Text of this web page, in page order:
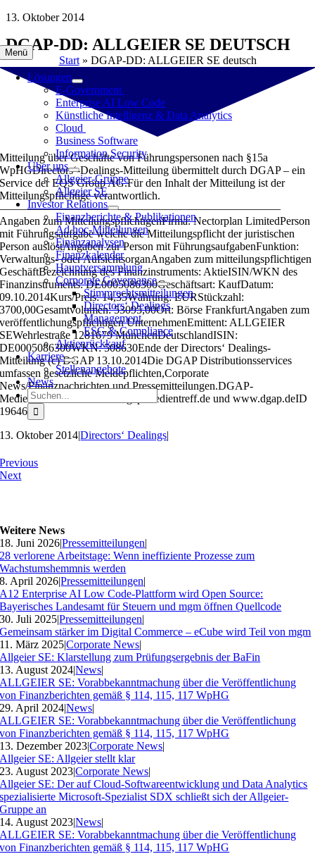
Zum
springen
Menü
Lösungen
E-Government
Enterprise AI Low Code
Künstliche Intelligenz & Data Analytics
Cloud
Business Software
Information Security
Über uns
Allgeier-Gruppe
Allgeier SE
Investor Relations
Finanzberichte & Publikationen
Ad hoc-Mitteilungen
Finanzanalysen
Finanzkalender
Hauptversammlung
Corporate Governance
Stimmrechtsmitteilungen
Directors‘ Dealings
Management
ESG & Compliance
Aktienrückkauf
Karriere
Stellenangebote
News
Suche
nach:
13. Oktober 2014
DGAP-DD: ALLGEIER SE DEUTSCH
Start» DGAP-DD: ALLGEIER SE deutsch
Mitteilung über Geschäfte von Führungspersonen nach §15a
WpHGDirectors‘-Dealings-Mitteilung übermittelt durch DGAP – ein
Service der EQS Group AG.Für den Inhalt der Mitteilung ist der
Mitteilungspflichtige verantwortlich.
—————————————————————————
Angaben zum MitteilungspflichtigenFirma: Nectorplan LimitedPerson
mit Führungsaufgabe welche die Mitteilungspflicht der juristischen
Person auslöstAngaben zur Person mit FührungsaufgabenFunktion:
Verwaltungs- oder AufsichtsorganAngaben zum mitteilungspflichtigen
GeschäftBezeichnung des Finanzinstruments: AktieISIN/WKN des
Finanzinstruments: DE0005086300Geschäftsart: KaufDatum:
09.10.2014Kurs/Preis: 14,35Währung: EURStückzahl:
3700,00Gesamtvolumen: 53095,00Ort: Börse FrankfurtAngaben zum
veröffentlichungspflichtigen UnternehmenEmittent: ALLGEIER
SEWehrlestraße 1281679 MünchenDeutschlandISIN:
DE0005086300WKN: 508630Ende der Directors‘ Dealings-
Mitteilung (c) DGAP 13.10.2014Die DGAP Distributionsservices
umfassen gesetzliche Meldepflichten,Corporate
News/Finanznachrichten und Pressemitteilungen.DGAP-
Medienarchive unter www.dgap-medientreff.de und www.dgap.deID
19646
13. Oktober 2014|Directors‘ Dealings|
Previous
Next
Weitere News
18. Juni 2026|Pressemitteilungen|
28 verlorene Arbeitstage: Wenn ineffiziente Prozesse zum
Wachstumshemmnis werden
8. April 2026|Pressemitteilungen|
A12 Enterprise AI Low Code-Plattform wird Open Source:
Bayerisches Landesamt für Steuern und mgm öffnen Quellcode
30. Juli 2025|Pressemitteilungen|
Gemeinsam stärker im Digital Commerce – eCube wird Teil von mgm
11. März 2025|Corporate News|
Allgeier SE: Klarstellung zum Prüfungsergebnis der BaFin
13. August 2024|News|
ALLGEIER SE: Vorabbekanntmachung über die Veröffentlichung
von Finanzberichten gemäß § 114, 115, 117 WpHG
29. April 2024|News|
ALLGEIER SE: Vorabbekanntmachung über die Veröffentlichung
von Finanzberichten gemäß § 114, 115, 117 WpHG
13. Dezember 2023|Corporate News|
Allgeier SE: Allgeier stellt klar
23. August 2023|Corporate News|
Allgeier SE: Der auf Cloud-Softwareentwicklung und Data Analytics
spezialisierte Microsoft-Spezialist SDX schließt sich der Allgeier-
Gruppe an
14. August 2023|News|
ALLGEIER SE: Vorabbekanntmachung über die Veröffentlichung
von Finanzberichten gemäß § 114, 115, 117 WpHG